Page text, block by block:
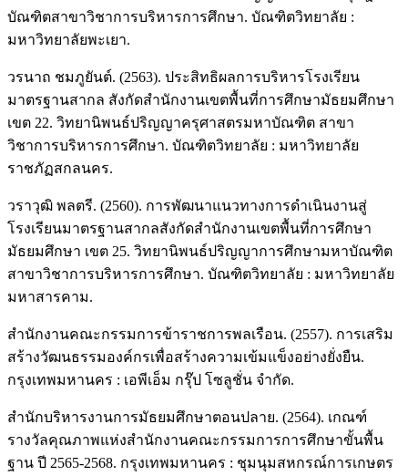
บัณฑิตสาขาวิชาการบริหารการศึกษา. บัณฑิตวิทยาลัย :
มหาวิทยาลัยพะเยา.
วรนาถ ชมภูยันต์. (2563). ประสิทธิผลการบริหารโรงเรียน
มาตรฐานสากล สังกัดสำนักงานเขตพื้นที่การศึกษามัธยมศึกษา
เขต 22. วิทยานิพนธ์ปริญญาครุศาสตรมหาบัณฑิต สาขา
วิชาการบริหารการศึกษา. บัณฑิตวิทยาลัย : มหาวิทยาลัย
ราชภัฏสกลนคร.
วราวุฒิ พลตรี. (2560). การพัฒนาแนวทางการดำเนินงานสู่
โรงเรียนมาตรฐานสากลสังกัดสำนักงานเขตพื้นที่การศึกษา
มัธยมศึกษา เขต 25. วิทยานิพนธ์ปริญญาการศึกษามหาบัณฑิต
สาขาวิชาการบริหารการศึกษา. บัณฑิตวิทยาลัย : มหาวิทยาลัย
มหาสารคาม.
สำนักงานคณะกรรมการข้าราชการพลเรือน. (2557). การเสริม
สร้างวัฒนธรรมองค์กรเพื่อสร้างความเข้มแข็งอย่างยั่งยืน.
กรุงเทพมหานคร : เอพีเอ็ม กรุ๊ป โซลูชั่น จำกัด.
สำนักบริหารงานการมัธยมศึกษาตอนปลาย. (2564). เกณฑ์
รางวัลคุณภาพแห่งสำนักงานคณะกรรมการการศึกษาขั้นพื้น
ฐาน ปี 2565-2568. กรุงเทพมหานคร : ชุมนุมสหกรณ์การเกษตร